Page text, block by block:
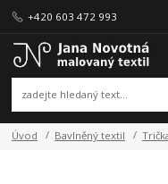
+420 603 472 993
Úvod Bavlněný textil